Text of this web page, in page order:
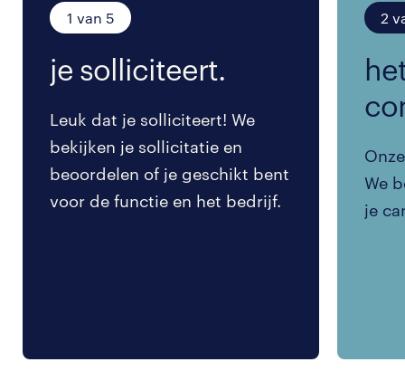
1 van 5
je solliciteert.
Leuk dat je solliciteert! We
bekijken je sollicitatie en
beoordelen of je geschikt bent
voor de functie en het bedrijf.
2
We
je